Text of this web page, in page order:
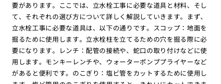
要があります。ここでは、立水栓工事に必要な道具と材料、そし
て、それぞれの選び方について詳しく解説していきます。まず、
立水栓工事に必要な道具は、以下の通りです。スコップ：地面を
掘るために使用します。立水栓柱を立てるための穴を掘る際に必
要になります。レンチ：配管の接続や、蛇口の取り付けなどに使
用します。モンキーレンチや、ウォーターポンププライヤーなど
があると便利です。のこぎり：塩ビ管をカットするために使用し